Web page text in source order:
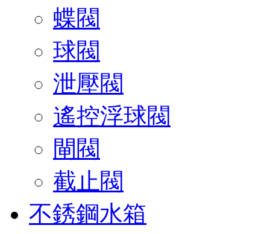
蝶閥
球閥
泄壓閥
遙控浮球閥
閘閥
截止閥
不銹鋼水箱